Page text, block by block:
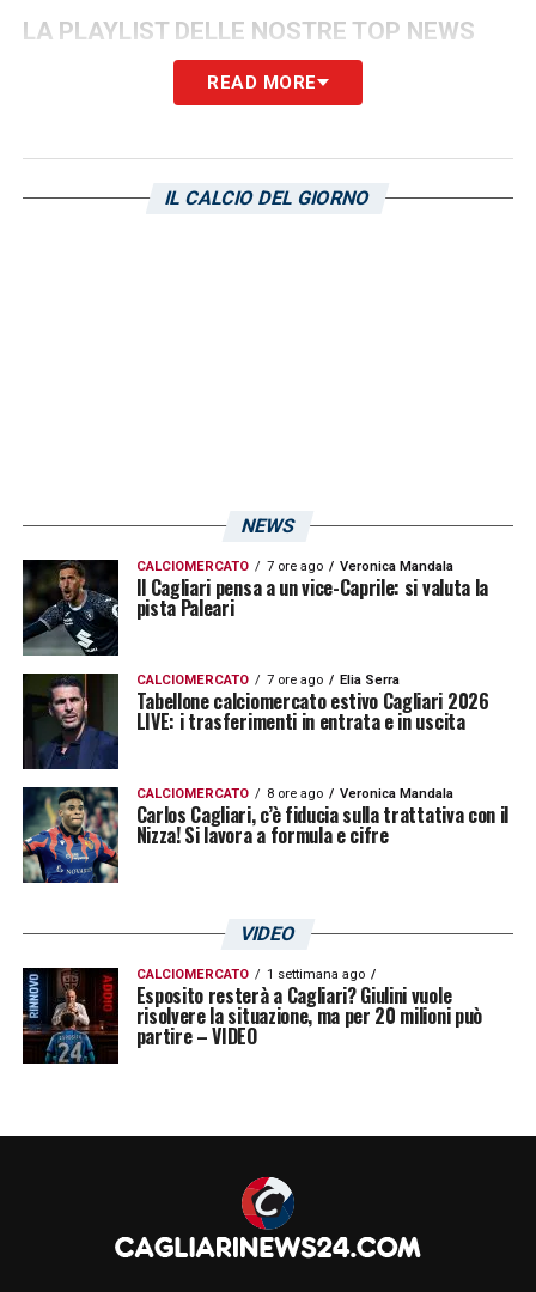
LA PLAYLIST DELLE NOSTRE TOP NEWS
READ MORE
IL CALCIO DEL GIORNO
NEWS
CALCIOMERCATO 7 ore ago Veronica Mandala
Il Cagliari pensa a un vice-Caprile: si valuta la
pista Paleari
CALCIOMERCATO 7 ore ago Elia Serra
Tabellone calciomercato estivo Cagliari 2026
LIVE: i trasferimenti in entrata e in uscita
CALCIOMERCATO 8 ore ago Veronica Mandala
Carlos Cagliari, c’è fiducia sulla trattativa con il
Nizza! Si lavora a formula e cifre
VIDEO
CALCIOMERCATO 1 settimana ago
Esposito resterà a Cagliari? Giulini vuole
risolvere la situazione, ma per 20 milioni può
partire – VIDEO